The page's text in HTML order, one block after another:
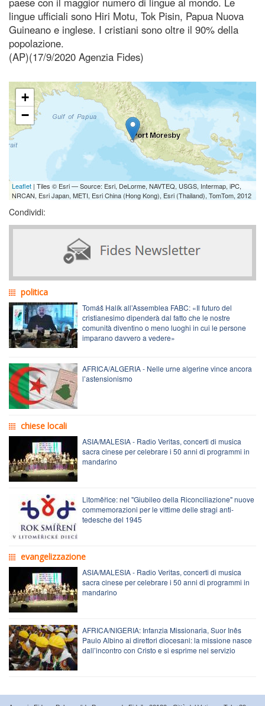
lingue ufficiali sono Hiri Motu, Tok Pisin, Papua Nuova
Guineano e inglese. I cristiani sono oltre il 90% della
popolazione.
(AP)(17/9/2020 Agenzia Fides)
+
−
Leaflet | Tiles © Esri — Source: Esri, DeLorme, NAVTEQ, USGS, Intermap, iPC,
NRCAN, Esri Japan, METI, Esri China (Hong Kong), Esri (Thailand), TomTom, 2012
Condividi:
politica
Tomáš Halík all’Assemblea FABC: «Il futuro del
cristianesimo dipenderà dal fatto che le nostre
comunità diventino o meno luoghi in cui le persone
imparano davvero a vedere»
AFRICA/ALGERIA - Nelle urne algerine vince ancora
l’astensionismo
chiese locali
ASIA/MALESIA - Radio Veritas, concerti di musica
sacra cinese per celebrare i 50 anni di programmi in
mandarino
Litoměřice: nel "Giubileo della Riconciliazione" nuove
commemorazioni per le vittime delle stragi anti-
tedesche del 1945
evangelizzazione
ASIA/MALESIA - Radio Veritas, concerti di musica
sacra cinese per celebrare i 50 anni di programmi in
mandarino
AFRICA/NIGERIA: Infanzia Missionaria, Suor Inês
Paulo Albino ai direttori diocesani: la missione nasce
dall’incontro con Cristo e si esprime nel servizio